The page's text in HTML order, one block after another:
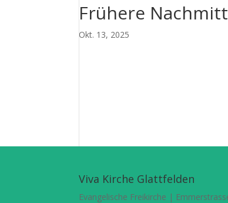
Frühere
Okt. 13, 2025
Viva Kirche Glattfelden
Evangelische Freikirche |